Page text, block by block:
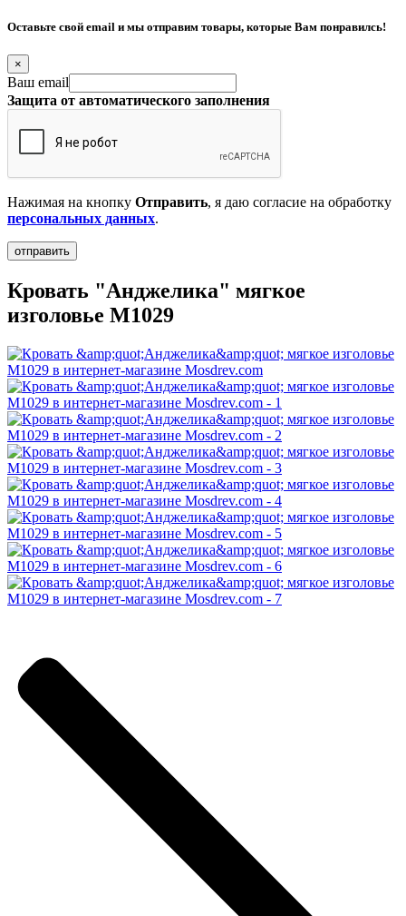
Оставьте свой email и мы отправим товары, которые Вам понравилсь!
×
Ваш email
Защита от автоматического заполнения
Нажимая на кнопку Отправить, я даю согласие на обработку
персональных данных.
Кровать "Анджелика" мягкое
изголовье М1029